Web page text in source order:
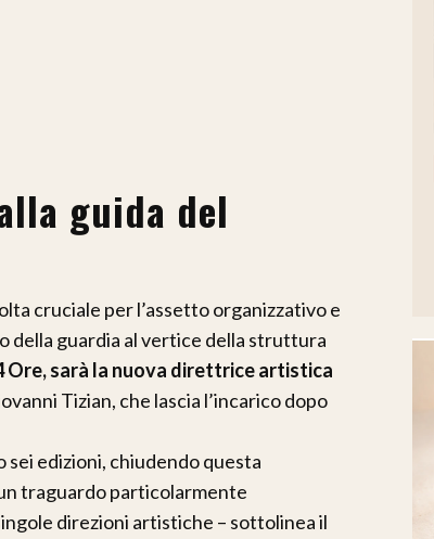
guida del
cruciale per l’assetto organizzativo e
della guardia al vertice della struttura
Ore, sarà la nuova direttrice artistica
Tizian, che lascia l’incarico dopo
sei edizioni, chiudendo questa
traguardo particolarmente
direzioni artistiche – sottolinea il